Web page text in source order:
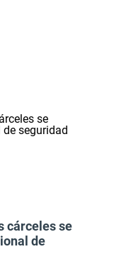
cárceles se
de